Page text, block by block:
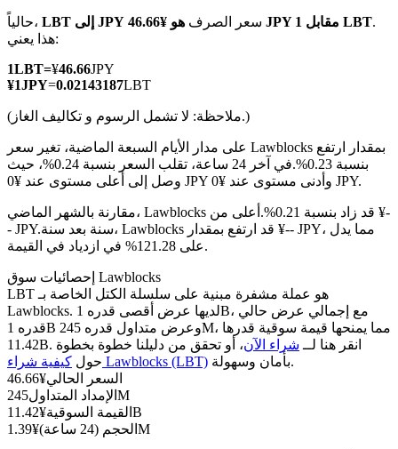
مشتقات الأسهم والعملات الأجنبية والمعادن الثمينة والسلع
العقود الآجلة USDC
نسخ التداول
حالياً، LBT إلى JPY سعر الصرف هو ¥46.66 JPY مقابل 1 LBT.
هذا يعني:
1LBT=¥46.66JPY
¥1JPY=0.02143187LBT
(ملاحظة: لا تشمل الرسوم و تكاليف الغاز.)
على مدار الأيام السبعة الماضية، تغير سعر Lawblocks بمقدار ارتفع
بنسبة 0.23%.
في آخر 24 ساعة، تقلب السعر بنسبة 0.24%، حيث
وصل إلى أعلى مستوى عند ¥0 JPY وأدنى مستوى عند ¥0 JPY.
مقارنة بالشهر الماضي، Lawblocks قد زاد بنسبة 0.21%.أعلى من ¥-
- JPY.سنة بعد سنة، Lawblocks قد ارتفع بمقدار ¥-- JPY، مما يدل
على 121.28% في ازدياد في القيمة.
إحصائيات سوق Lawblocks
LBT هو عملة مشفرة مبنية على سلسلة الكتل الخاصة بـ
Lawblocks. لديها عرض أقصى قدره 1B، مع إجمالي عرض حالي
قدره 1B وعرض متداول قدره 245M، مما يمنحها قيمة سوقية قدرها
11.42B. انقر هنا لــ شراء الآن، أو تحقق من دليلنا خطوة بخطوة
حول كيفية شراء Lawblocks (LBT)
بأمان وسهولة.
السعر الحالي¥
46.66
الإمداد المتداول 245M
القيمة السوقية¥
11.42B
الحجم (24 ساعة)
¥ 1.39M